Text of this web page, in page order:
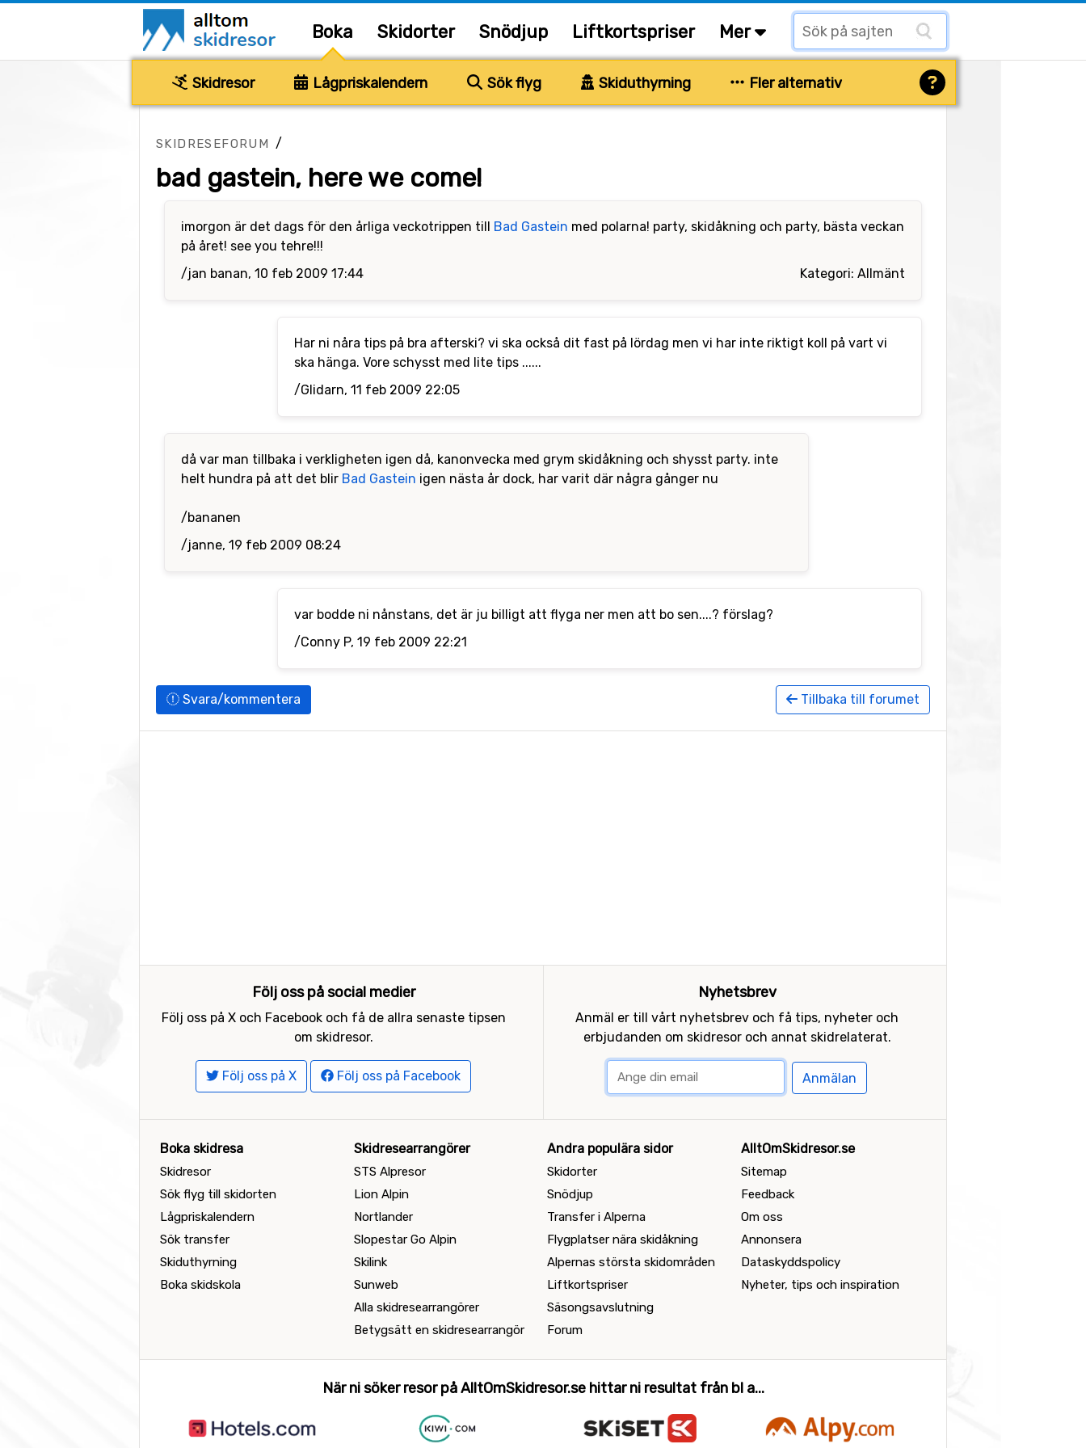
Boka Skidorter Snödjup Liftkortspriser Mer
Skidresor Lågpriskalendern Sök flyg Skiduthyrning Fler alternativ
SKIDRESEFORUM /
bad gastein, here we come!
imorgon är det dags för den årliga veckotrippen till Bad Gastein med polarna! party, skidåkning och party, bästa veckan
på året! see you tehre!!!
Kategori: Allmänt
/jan banan, 10 feb 2009 17:44
Har ni nåra tips på bra afterski? vi ska också dit fast på lördag men vi har inte riktigt koll på vart vi
ska hänga. Vore schysst med lite tips ......
/Glidarn, 11 feb 2009 22:05
då var man tillbaka i verkligheten igen då, kanonvecka med grym skidåkning och shysst party. inte
helt hundra på att det blir Bad Gastein igen nästa år dock, har varit där några gånger nu
/bananen
/janne, 19 feb 2009 08:24
var bodde ni nånstans, det är ju billigt att flyga ner men att bo sen....? förslag?
/Conny P, 19 feb 2009 22:21
Svara/kommentera Tillbaka till forumet
Följ oss på social medier
Följ oss på X och Facebook och få de allra senaste tipsen
om skidresor.
Följ oss på X Följ oss på Facebook
Nyhetsbrev
Anmäl er till vårt nyhetsbrev och få tips, nyheter och
erbjudanden om skidresor och annat skidrelaterat.
Anmälan
Boka skidresa
Skidresor
Sök flyg till skidorten
Lågpriskalendern
Sök transfer
Skiduthyrning
Boka skidskola
Skidresearrangörer
STS Alpresor
Lion Alpin
Nortlander
Slopestar Go Alpin
Skilink
Sunweb
Alla skidresearrangörer
Betygsätt en skidresearrangör
Andra populära sidor
Skidorter
Snödjup
Transfer i Alperna
Flygplatser nära skidåkning
Alpernas största skidområden
Liftkortspriser
Säsongsavslutning
Forum
AlltOmSkidresor.se
Sitemap
Feedback
Om oss
Annonsera
Dataskyddspolicy
Nyheter, tips och inspiration
När ni söker resor på AlltOmSkidresor.se hittar ni resultat från bl a...